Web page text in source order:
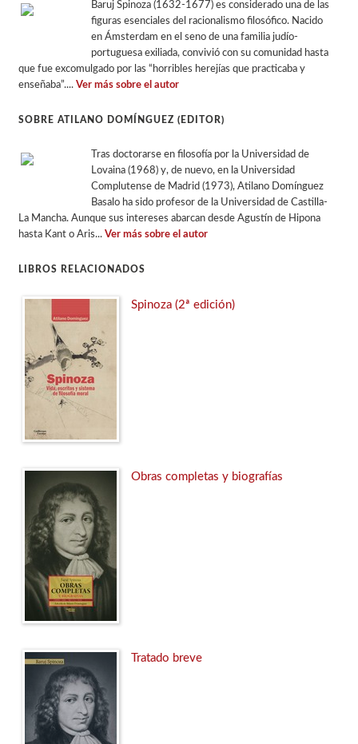
Baruj Spinoza (1632-1677) es considerado una de las
figuras esenciales del racionalismo filosófico. Nacido
en Ámsterdam en el seno de una familia judío-
portuguesa exiliada, convivió con su comunidad hasta
que fue excomulgado por las “horribles herejías que practicaba y
enseñaba”.... Ver más sobre el autor
SOBRE ATILANO DOMÍNGUEZ (EDITOR)
Tras doctorarse en filosofía por la Universidad de
Lovaina (1968) y, de nuevo, en la Universidad
Complutense de Madrid (1973), Atilano Domínguez
Basalo ha sido profesor de la Universidad de Castilla-
La Mancha. Aunque sus intereses abarcan desde Agustín de Hipona
hasta Kant o Aris... Ver más sobre el autor
LIBROS RELACIONADOS
Spinoza (2ª edición)
Obras completas y biografías
Tratado breve